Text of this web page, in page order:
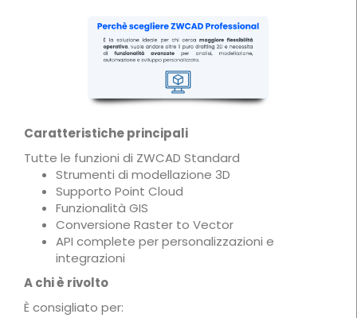
Caratteristiche principali
Tutte le funzioni di ZWCAD Standard
Strumenti di modellazione 3D
Supporto Point Cloud
Funzionalità GIS
Conversione Raster to Vector
API complete per personalizzazioni e
integrazioni
A chi è rivolto
È consigliato per: